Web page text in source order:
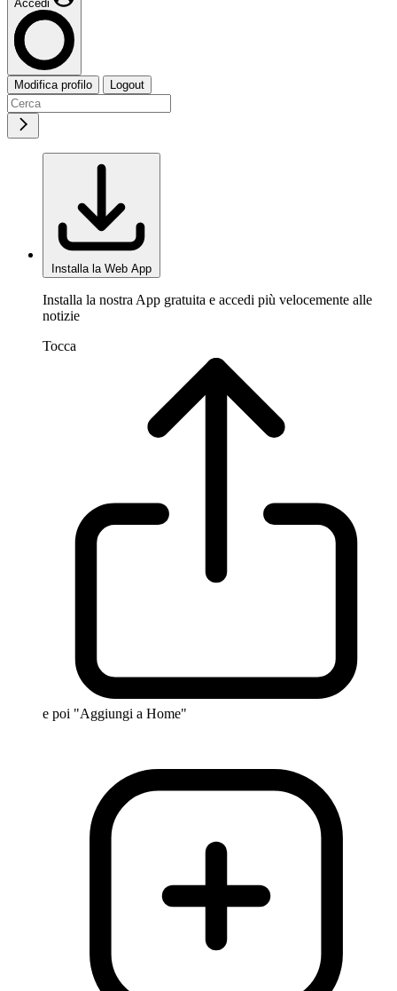
Accedi
Modifica profilo Logout
Installa la Web App
Installa la nostra App gratuita e accedi più velocemente alle
notizie
Tocca
e poi "Aggiungi a Home"